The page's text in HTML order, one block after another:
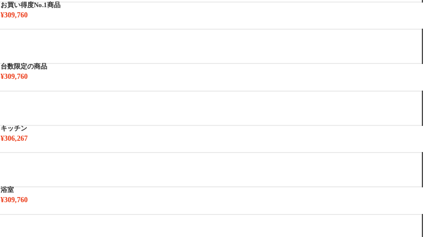
お買い得度No.1商品
¥309,760
台数限定の商品
¥309,760
キッチン
¥306,267
浴室
¥309,760